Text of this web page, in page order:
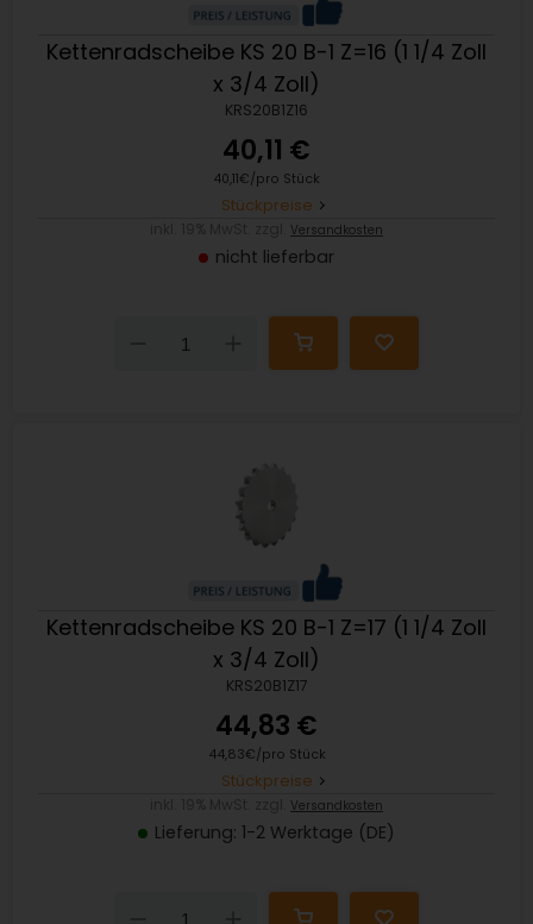
Kettenradscheibe KS 20 B-1 Z=16 (1 1/4 Zoll
x 3/4 Zoll)
KRS20B1Z16
40,11 €
40,11€/pro Stück
Stückpreise
Versandkosten
nicht lieferbar
Down
Kettenradscheibe KS 20 B-1 Z=17 (1 1/4 Zoll
x 3/4 Zoll)
KRS20B1Z17
44,83 €
44,83€/pro Stück
Stückpreise
Versandkosten
Lieferung: 1-2 Werktage (DE)